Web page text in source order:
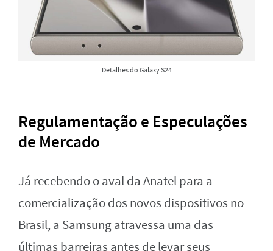
Detalhes do Galaxy S24
Regulamentação e Especulações
de Mercado
Já recebendo o aval da Anatel para a
comercialização dos novos dispositivos no
Brasil, a Samsung atravessa uma das
últimas barreiras antes de levar seus